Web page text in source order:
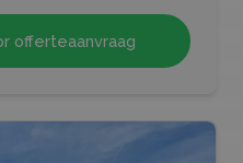
offerteaanvraag